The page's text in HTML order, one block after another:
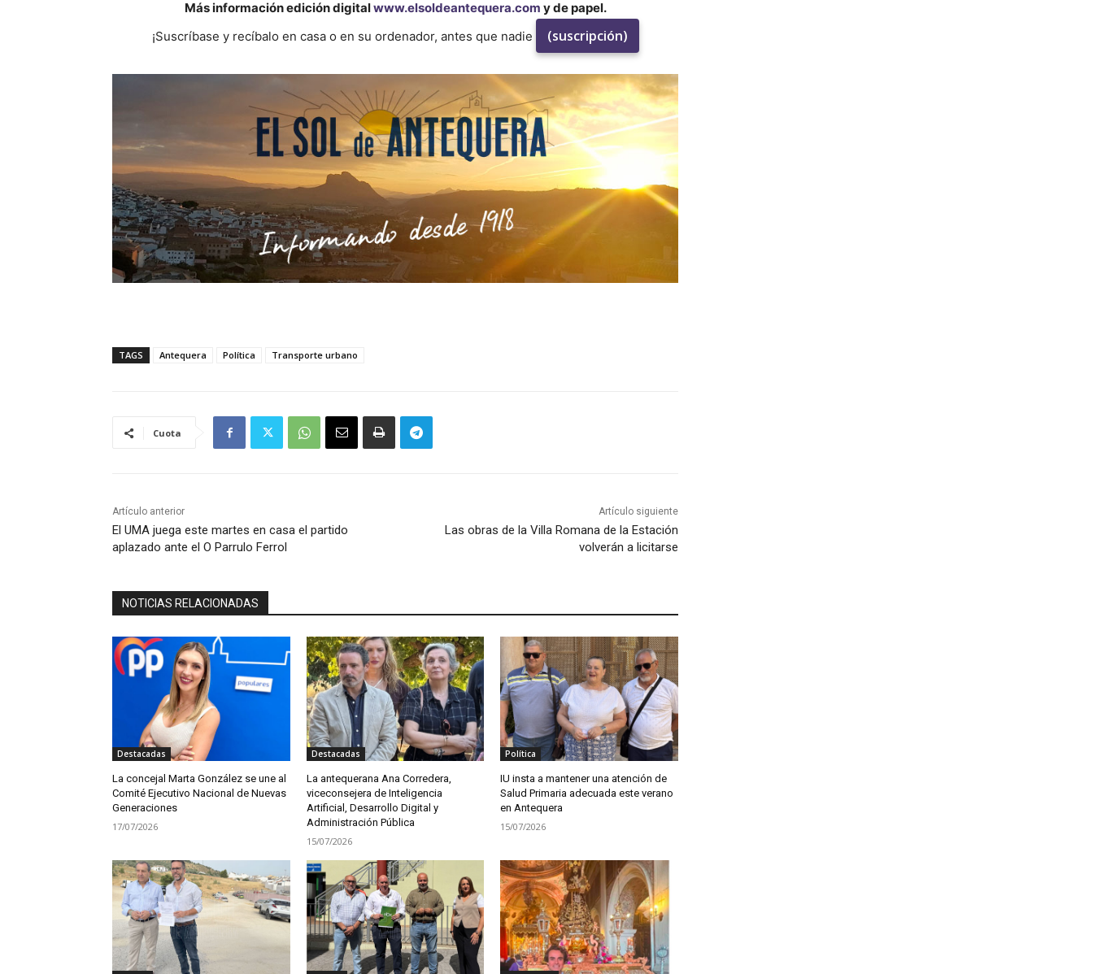
Más información edición digitalwww.elsoldeantequera.com y de papel.
¡Suscríbase y recíbalo en casa o en su ordenador, antes que nadie
(suscripción)
TAGS Antequera Política Transporte urbano
Cuota
Artículo anterior
El UMA juega este martes en casa el partido
aplazado ante el O Parrulo Ferrol
Artículo siguiente
Las obras de la Villa Romana de la Estación
volverán a licitarse
NOTICIAS RELACIONADAS
Destacadas
La concejal Marta González se une al
Comité Ejecutivo Nacional de Nuevas
Generaciones
17/07/2026
Destacadas
La antequerana Ana Corredera,
viceconsejera de Inteligencia
Artificial, Desarrollo Digital y
Administración Pública
15/07/2026
Política
IU insta a mantener una atención de
Salud Primaria adecuada este verano
en Antequera
15/07/2026